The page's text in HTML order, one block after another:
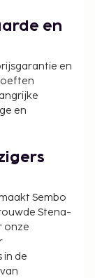
en
en
en
Sembo
Stena-
onze
de